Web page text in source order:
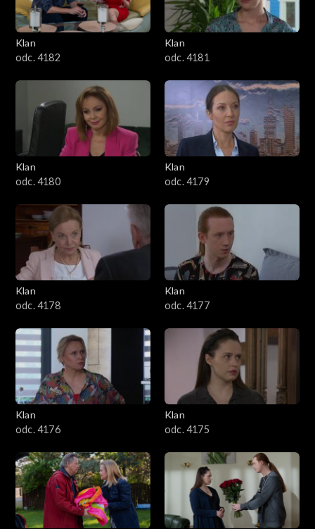
1301–1400
1201–1300
1101–1200
1001–1100
901–1000
801–900
701–800
601–700
501–600
401–500
301–400
201–300
101–200
1–100
Klan
odc. 4182
Klan
odc. 4181
Klan
odc. 4180
Klan
odc. 4179
Klan
odc. 4178
Klan
odc. 4177
Klan
odc. 4176
Klan
odc. 4175